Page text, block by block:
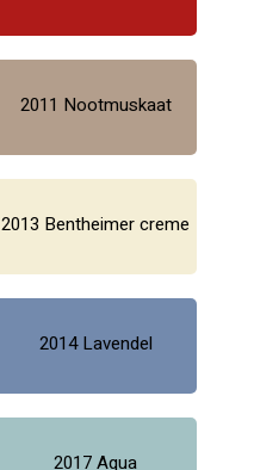
2011 Nootmuskaat
2013 Bentheimer creme
2014 Lavendel
2017 Aqua